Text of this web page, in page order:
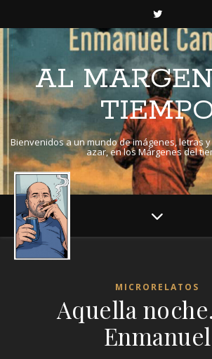
AL
Bienvenidos a un mundo de imágenes, letras
azar, en los Márgenes del
MICRORELATOS
Aquella
Enmanuel